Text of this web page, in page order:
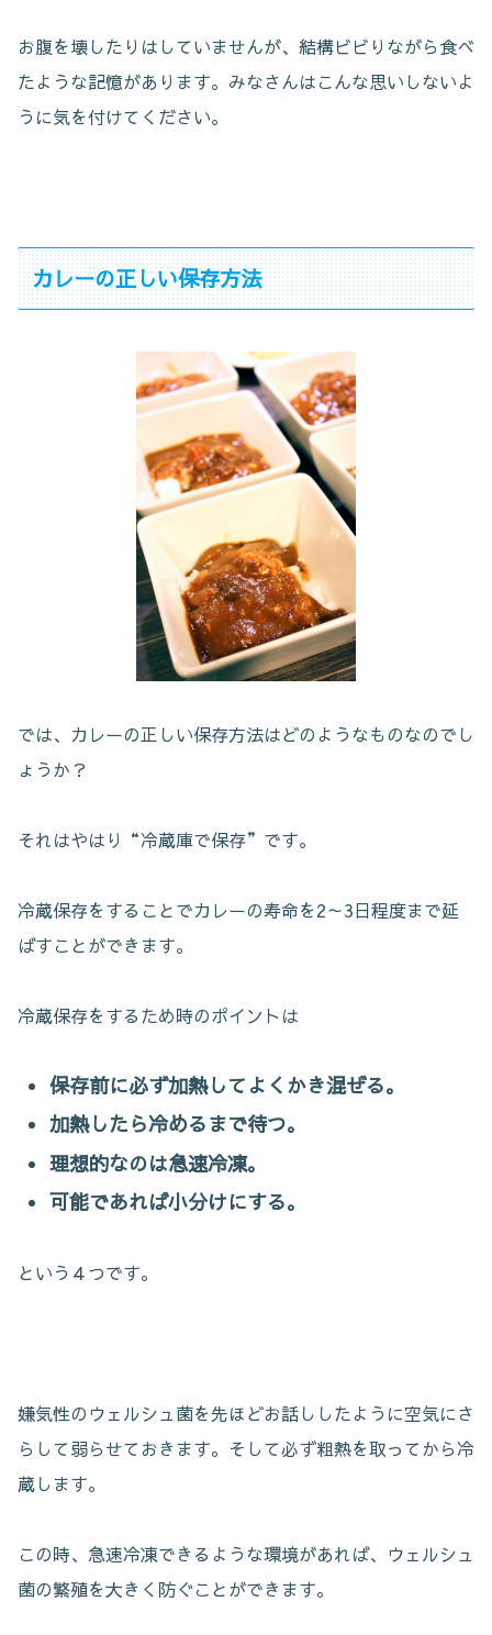
お腹を壊したりはしていませんが、結構ビビりながら食べ
たような記憶があります。みなさんはこんな思いしないよ
うに気を付けてください。
カレーの正しい保存方法
では、カレーの正しい保存方法はどのようなものなのでし
ょうか？
それはやはり“冷蔵庫で保存”です。
冷蔵保存をすることでカレーの寿命を2～3日程度まで延
ばすことができます。
冷蔵保存をするため時のポイントは
保存前に必ず加熱してよくかき混ぜる。
加熱したら冷めるまで待つ。
理想的なのは急速冷凍。
可能であれば小分けにする。
という４つです。
嫌気性のウェルシュ菌を先ほどお話ししたように空気にさ
らして弱らせておきます。そして必ず粗熱を取ってから冷
蔵します。
この時、急速冷凍できるような環境があれば、ウェルシュ
菌の繁殖を大きく防ぐことができます。